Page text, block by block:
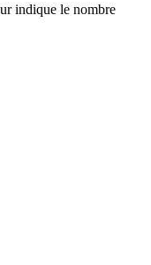
indique le nombre